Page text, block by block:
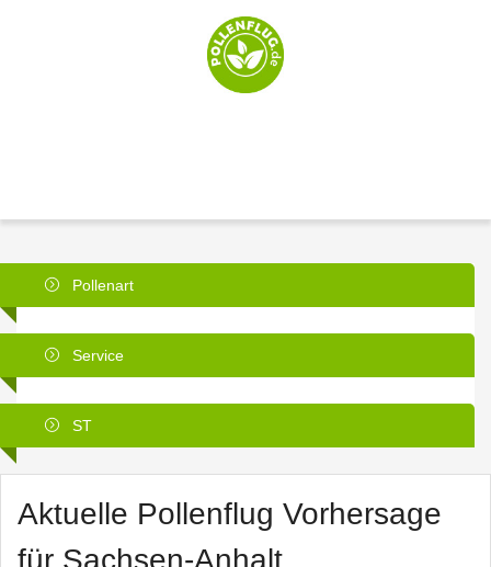
Pollenart
Service
ST
Aktuelle Pollenflug Vorhersage
für Sachsen-Anhalt